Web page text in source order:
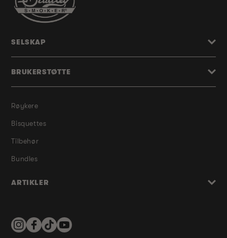
Røykere
Bisquettes
Tilbehør
Bundles
ARTIKLER
SELSKAP
BRUKERSTØTTE
InstagramFacebookTikTokYouTube